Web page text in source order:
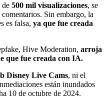
de 500 mil visualizaciones, se
Sin embargo, la
es falsa, ya que fue creada
Hive Moderation, arroja
que fue creada con IA.
Disney Live Cams, ni el
están inundados
10 de octubre de 2024.